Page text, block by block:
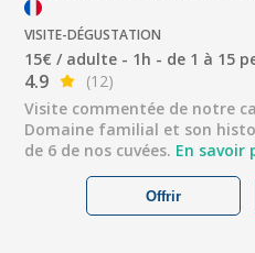
VISITE-DÉGUSTATION
15€ / adulte - 1h - de 1 à 15
4.9
(12)
Visite commentée de notre
Domaine familial et son
de 6 de nos cuvées. En savoir
Offrir